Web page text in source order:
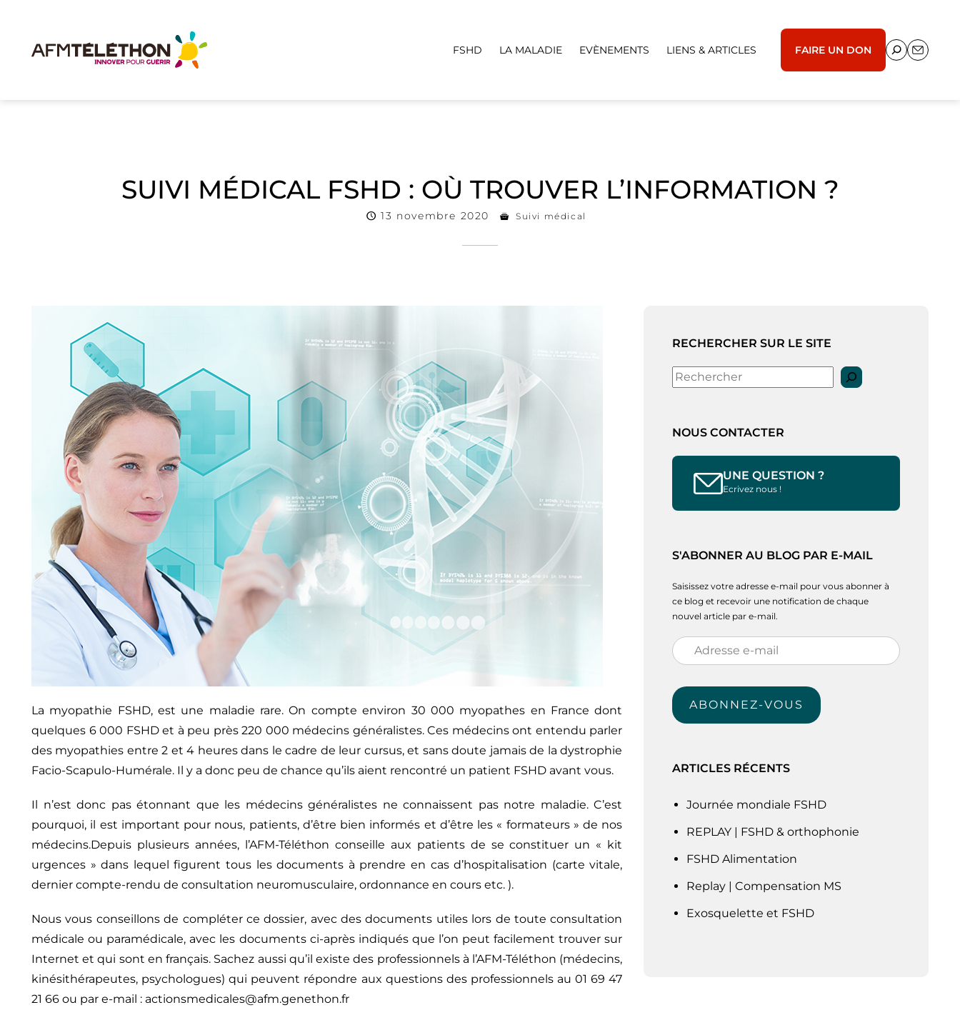
FSHD LA MALADIE EVÈNEMENTS LIENS & ARTICLES FAIRE UN DON
SUIVI MÉDICAL FSHD : OÙ TROUVER L’INFORMATION ?
13 novembre 2020 Suivi médical
La myopathie FSHD, est une maladie rare. On compte environ 30 000 myopathes en France dont
quelques 6 000 FSHD et à peu près 220 000 médecins généralistes. Ces médecins ont entendu parler
des myopathies entre 2 et 4 heures dans le cadre de leur cursus, et sans doute jamais de la dystrophie
Facio-Scapulo-Humérale. Il y a donc peu de chance qu’ils aient rencontré un patient FSHD avant vous.
Il n’est donc pas étonnant que les médecins généralistes ne connaissent pas notre maladie. C’est
pourquoi, il est important pour nous, patients, d’être bien informés et d’être les « formateurs » de nos
médecins.Depuis plusieurs années, l’AFM-Téléthon conseille aux patients de se constituer un « kit
urgences » dans lequel figurent tous les documents à prendre en cas d’hospitalisation (carte vitale,
dernier compte-rendu de consultation neuromusculaire, ordonnance en cours etc. ).
Nous vous conseillons de compléter ce dossier, avec des documents utiles lors de toute consultation
médicale ou paramédicale, avec les documents ci-après indiqués que l’on peut facilement trouver sur
Internet et qui sont en français. Sachez aussi qu’il existe des professionnels à l’AFM-Téléthon (médecins,
kinésithérapeutes, psychologues) qui peuvent répondre aux questions des professionnels au 01 69 47
21 66 ou par e-mail : actionsmedicales@afm.genethon.fr
RECHERCHER SUR LE SITE
Rechercher
NOUS CONTACTER
UNE QUESTION ?
Ecrivez nous !
S'ABONNER AU BLOG PAR E-MAIL
Saisissez votre adresse e-mail pour vous abonner à
ce blog et recevoir une notification de chaque
nouvel article par e-mail.
Adresse
e-
mail
ABONNEZ-VOUS
ARTICLES RÉCENTS
Journée mondiale FSHD
REPLAY | FSHD & orthophonie
FSHD Alimentation
Replay | Compensation MS
Exosquelette et FSHD